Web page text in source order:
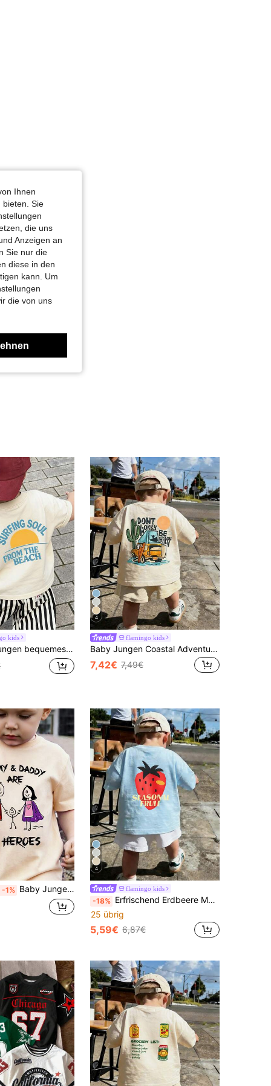
kids
sitzendes Kurzarm T-Shirt, atmungsaktives Baumwoll-Top
4
flamingo kids
Baby Jungen Coastal Adventure Surfen Auto & Slogan Muster Loose Fit beige Kurzarm T-Shirt
7,42€ 7,49€
-1% Baby Jungen Frisch Süß Cartoon Einfacher Charakter Herz Muster Beige Kurzarm T-Shirt, Bequemes Lässiges Vibe Oberteil
4
flamingo kids
-18% Erfrischend Erdbeere Muster T-Shirt, "Saisonale Früchte" Slogan Muster auf der Rückseite, hellblaues atmungsaktives Top, perfekt für den Sommerurlaub, Baby Jungen
25 übrig
5,59€ 6,87€
Ihnen
bieten. Sie
die uns
Anzeigen an
Sie nur die
diese in den
kann. Um
die von uns